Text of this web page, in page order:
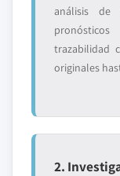
análisis de
trazabilidad
originales
2.